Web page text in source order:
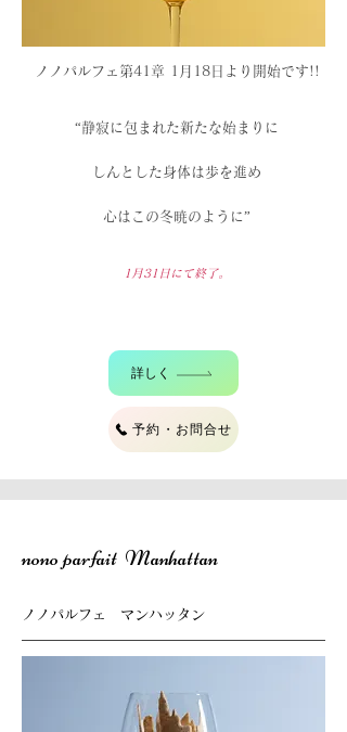
ノノパルフェ第41章 1月18日より開始です!!
“静寂に包まれた新たな始まりに
しんとした身体は歩を進め
心はこの冬暁のように”
1月31 日にて終了。
詳しく
予約・お問合せ
nono parfait Manhattan
ノノパルフェ マンハッタン